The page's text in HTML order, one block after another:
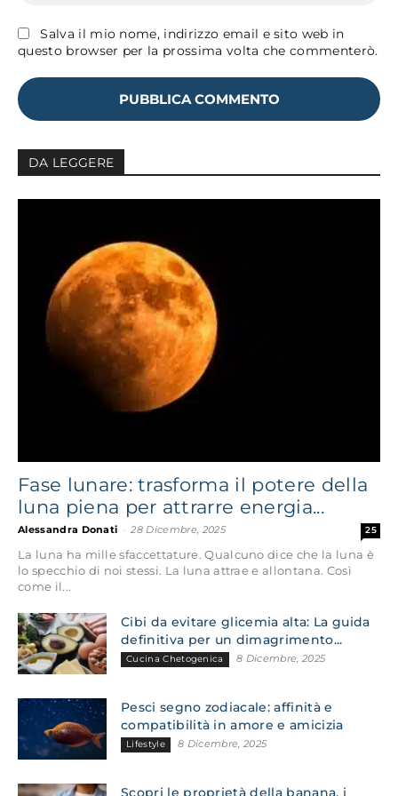
Salva il mio nome, indirizzo email e sito web in
questo browser per la prossima volta che commenterò.
DA LEGGERE
Fase lunare: trasforma il potere della
luna piena per attrarre energia...
Alessandra Donati 28 Dicembre, 2025 25
La luna ha mille sfaccettature. Qualcuno dice che la luna è
lo specchio di noi stessi. La luna attrae e allontana. Così
come il...
Cibi da evitare glicemia alta: La guida
definitiva per un dimagrimento...
Cucina Chetogenica 8 Dicembre, 2025
Pesci segno zodiacale: affinità e
compatibilità in amore e amicizia
Lifestyle 8 Dicembre, 2025
Scopri le proprietà della banana, i